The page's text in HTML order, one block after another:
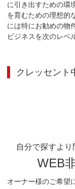
に引き出すための環
を育むための理想的
には特にお勧めの物
ビジネスを次のレベ
クレッセント
自分で探すよ
WEB
オーナー様のご希望